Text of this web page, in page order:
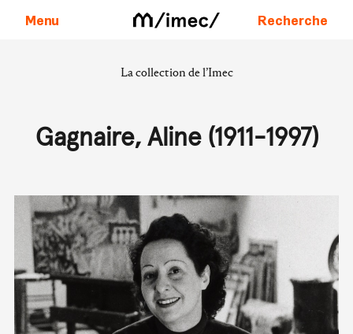
Menu Recherche
La collection de l’Imec
Gagnaire, Aline (1911-1997)